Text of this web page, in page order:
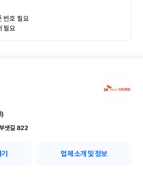
번호 필요
필요
)
샛길 822
업체 소개 및 정보